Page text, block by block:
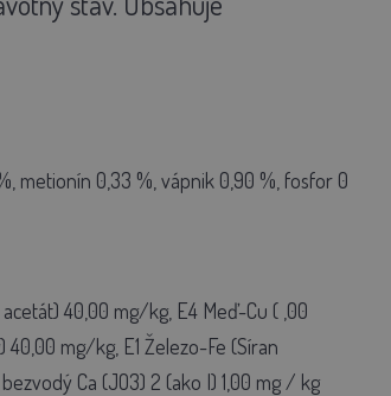
metionín 0,33 %, vápnik 0,90 %, fosfor 0
40,00 mg/kg, E4 Meď-Cu ( ,00
mg/kg, E1 Železo-Fe (Síran
Ca (JO3) 2 (ako I) 1,00 mg / kg